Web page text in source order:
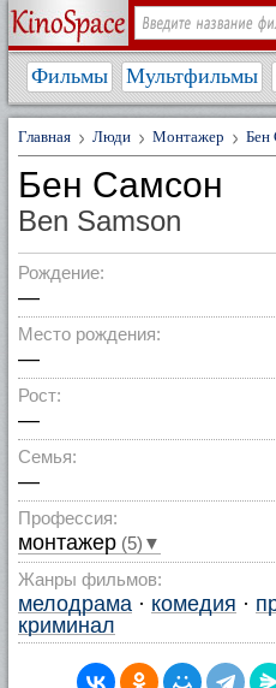
Фильмы Мультфильмы
Главная Люди Монтажер Бен
Бен Самсон
Ben Samson
Рождение:
—
Место рождения:
—
Рост:
—
Семья:
—
Профессия:
монтажер (5)▼
Жанры фильмов:
мелодрама · комедия ·
криминал